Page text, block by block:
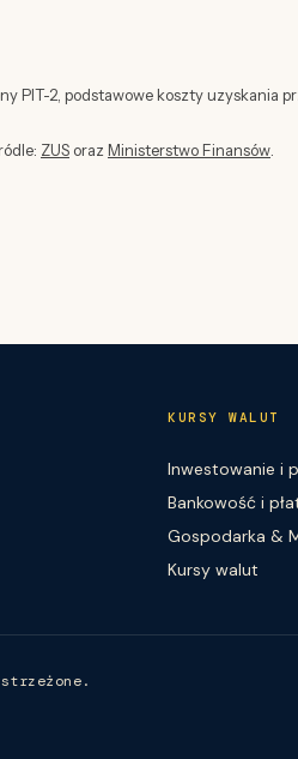
PIT-2, podstawowe koszty uzyskania
ZUS oraz Ministerstwo Finansów
KURSY WALUT
Inwestowanie i
Bankowość i
Gospodarka &
Kursy walut